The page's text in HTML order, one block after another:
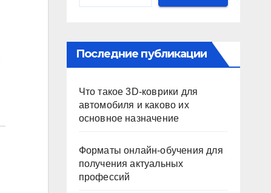
Последние публикации
Что такое 3D-коврики для
автомобиля и каково их
основное назначение
Форматы онлайн-обучения для
получения актуальных
профессий